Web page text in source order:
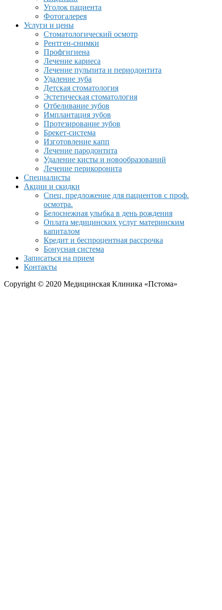
Уголок пациента
Фотогалерея
Услуги и цены
Стоматологический осмотр
Рентген-снимки
Профгигиена
Лечение кариеса
Лечение пульпита и периодонтита
Удаление зуба
Детская стоматология
Эстетическая стоматология
Отбеливание зубов
Имплантация зубов
Протезирование зубов
Брекет-система
Изготовление капп
Лечение пародонтита
Удаление кисты и новообразований
Лечение перикоронита
Специалисты
Акции и скидки
Спец. предложение для пациентов с проф.
осмотра.
Белоснежная улыбка в день рождения
Оплата медицинских услуг материнским
капиталом
Кредит и беспроцентная рассрочка
Бонусная система
Записаться на прием
Контакты
Copyright © 2020 Медицинская Клиника «Пстома»